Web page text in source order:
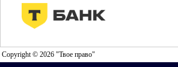
Copyright © 2026 "Твое право"